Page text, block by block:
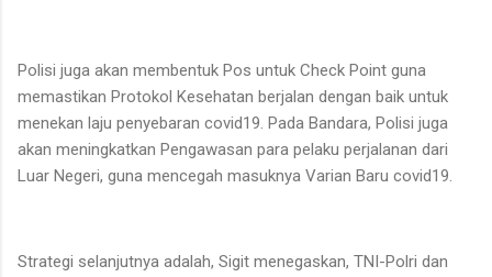
Polisi juga akan membentuk Pos untuk Check Point guna
memastikan Protokol Kesehatan berjalan dengan baik untuk
menekan laju penyebaran covid19. Pada Bandara, Polisi juga
akan meningkatkan Pengawasan para pelaku perjalanan dari
Luar Negeri, guna mencegah masuknya Varian Baru covid19.
Strategi selanjutnya adalah, Sigit menegaskan, TNI-Polri dan